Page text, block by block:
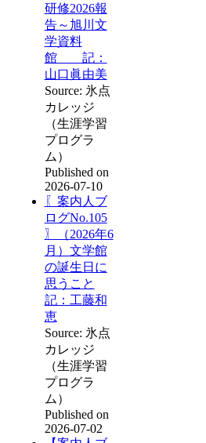
研修2026報
告～旭川文
学資料
館 記：
山口眞由美
Source: 氷点
カレッジ
（生涯学習
プログラ
ム）
Published on
2026-07-10
〖案内人ブ
ログNo.105
〗（2026年6
月）文学館
の誕生日に
思うこと
記：工藤和
恵
Source: 氷点
カレッジ
（生涯学習
プログラ
ム）
Published on
2026-07-02